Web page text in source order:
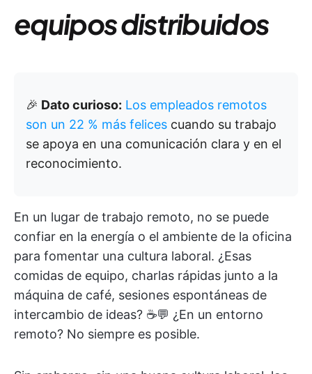
equipos distribuidos
🎉 Dato curioso: Los empleados remotos
son un 22 % más felices cuando su trabajo
se apoya en una comunicación clara y en el
reconocimiento.
En un lugar de trabajo remoto, no se puede
confiar en la energía o el ambiente de la oficina
para fomentar una cultura laboral. ¿Esas
comidas de equipo, charlas rápidas junto a la
máquina de café, sesiones espontáneas de
intercambio de ideas? ☕💬 ¿En un entorno
remoto? No siempre es posible.